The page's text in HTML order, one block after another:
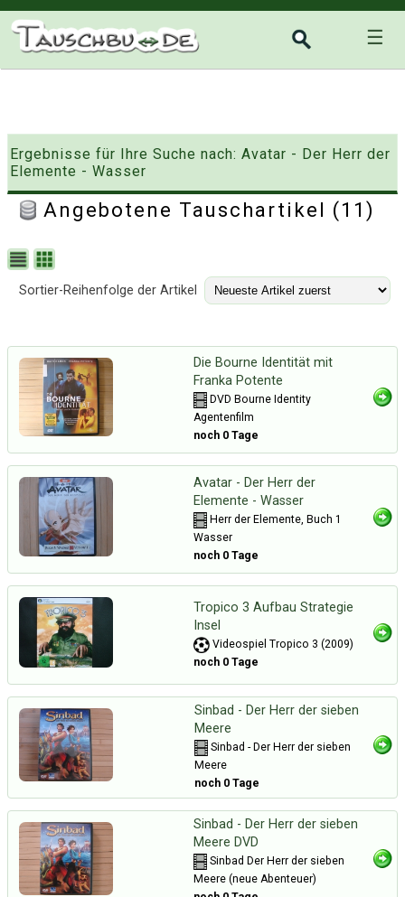
☰
Ergebnisse für Ihre Suche nach: Avatar - Der Herr der
Elemente - Wasser
Angebotene Tauschartikel (11)
Sortier-Reihenfolge der Artikel
Die Bourne Identität mit
Franka Potente
DVD Bourne Identity
Agentenfilm
noch 0 Tage
Avatar - Der Herr der
Elemente - Wasser
Herr der Elemente, Buch 1
Wasser
noch 0 Tage
Tropico 3 Aufbau Strategie
Insel
Videospiel Tropico 3 (2009)
noch 0 Tage
Sinbad - Der Herr der sieben
Meere
Sinbad - Der Herr der sieben
Meere
noch 0 Tage
Sinbad - Der Herr der sieben
Meere DVD
Sinbad Der Herr der sieben
Meere (neue Abenteuer)